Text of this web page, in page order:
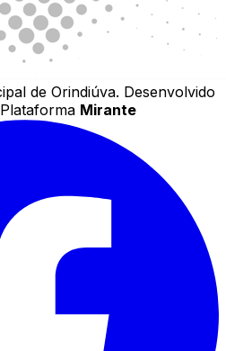
de Orindiúva. Desenvolvido
Plataforma Mirante